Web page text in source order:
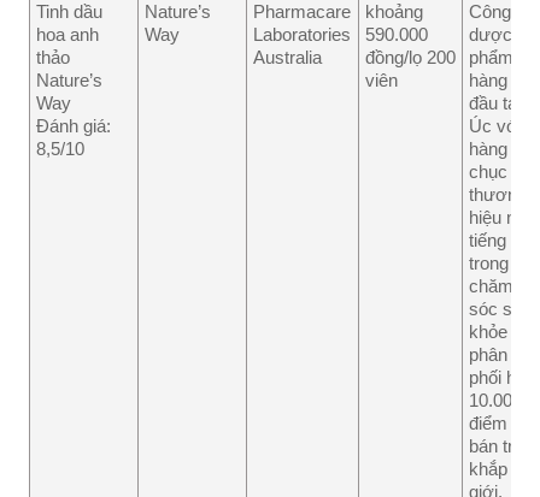
Tinh dầu
hoa anh
thảo
Nature’s
Way
Đánh giá:
8,5/10
Nature’s
Way
Pharmacare
Laboratories
Australia
khoảng
590.000
đồng/lọ 200
viên
Công ty
dược
phẩm
hàng
đầu tại
Úc với
hàng
chục
thương
hiệu nổi
tiếng
trong
chăm
sóc sức
khỏe và
phân
phối hơn
10.000
điểm
bán trên
khắp thế
giới.